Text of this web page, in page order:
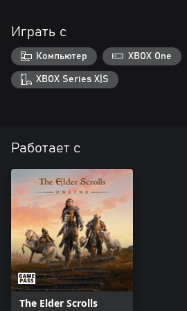
Играть с
Компьютер XBOX One
XBOX Series X|S
Работает с
The Elder Scrolls